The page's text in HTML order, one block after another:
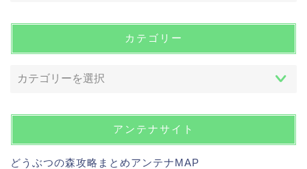
カテゴリー
アンテナサイト
どうぶつの森攻略まとめアンテナMAP